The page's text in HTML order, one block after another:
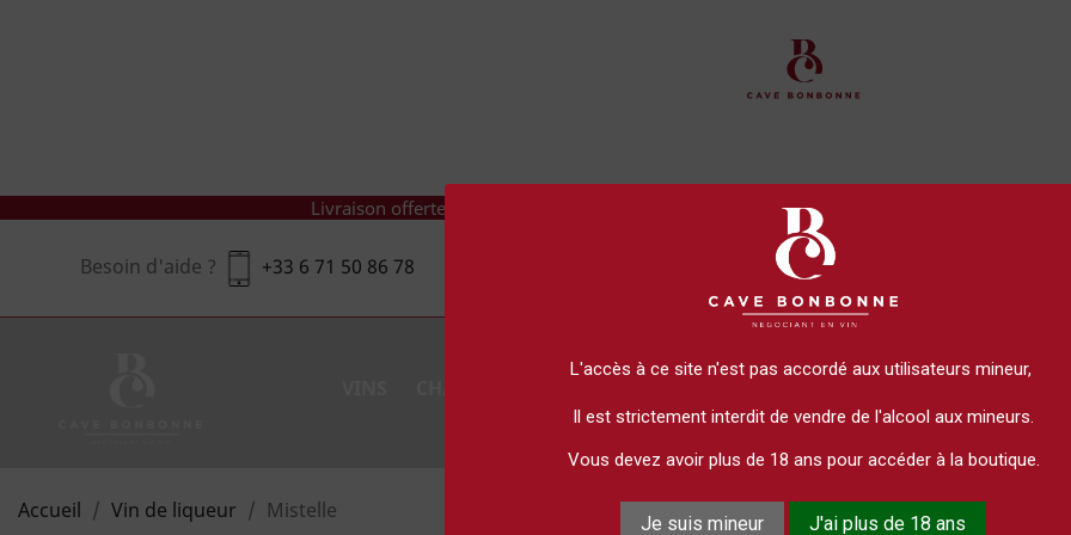
L'accès à ce site n'est pas accordé aux utilisateurs mineur,
Il est strictement interdit de vendre de l'alcool aux mineurs.
Vous devez avoir plus de 18 ans pour accéder à la boutique.
Je suis mineur J'ai plus de 18 ans
Livraison offerte à partir de 150€ d'achat | L'abus d'alcool est dangereux pour la santé, à
Besoin d'aide ? +33 6 71 50 86 78
APÉRITIFS & SPIRITUEUX
Accueil Vin de liqueur Mistelle